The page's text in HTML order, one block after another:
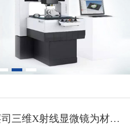
蔡司三维X射线显微镜为材料分析提...